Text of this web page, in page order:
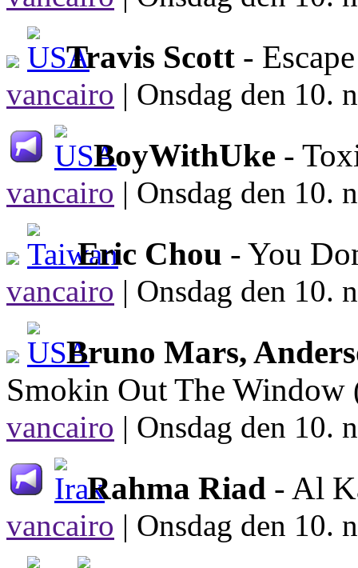
Travis Scott -
vancairo | Onsdag den 10.
BoyWithUke -
vancairo | Onsdag den 10.
Eric Chou - You
vancairo | Onsdag den 10.
Bruno Mars,
Smokin Out The Window
vancairo | Onsdag den 10.
Rahma Riad - Al
vancairo | Onsdag den 10.